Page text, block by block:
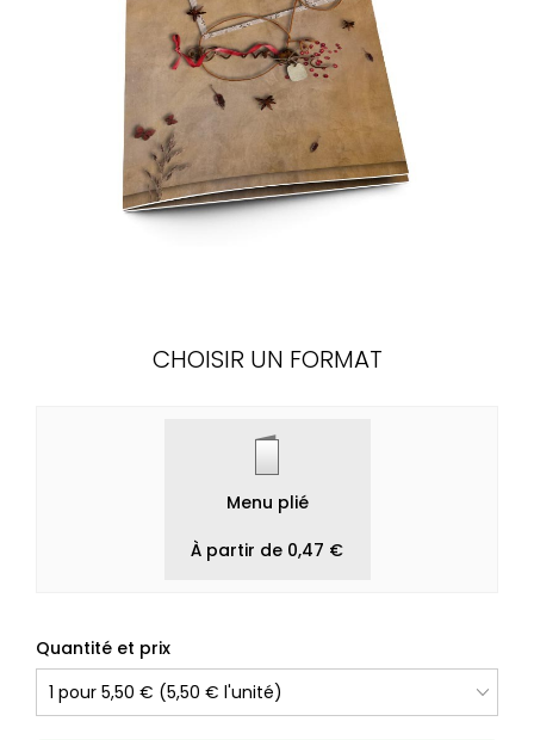
CHOISIR UN FORMAT
Menu plié
À partir de 0,47 €
Quantité et prix